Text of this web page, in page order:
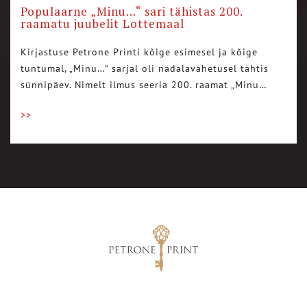
Populaarne „Minu…“ sari tähistas 200.
raamatu juubelit Lottemaal
Kirjastuse Petrone Printi kõige esimesel ja kõige
tuntumal, „Minu…“ sarjal oli nädalavahetusel tähtis
sünnipäev. Nimelt ilmus seeria 200. raamat „Minu…
>>